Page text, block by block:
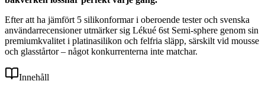
Efter att ha jämfört 5 silikonformar i oberoende tester och svenska
användarrecensioner utmärker sig Lékué 6st Semi-sphere genom sin
premiumkvalitet i platinasilikon och felfria släpp, särskilt vid mousse
och glasstårtor – något konkurrenterna inte matchar.
Innehåll